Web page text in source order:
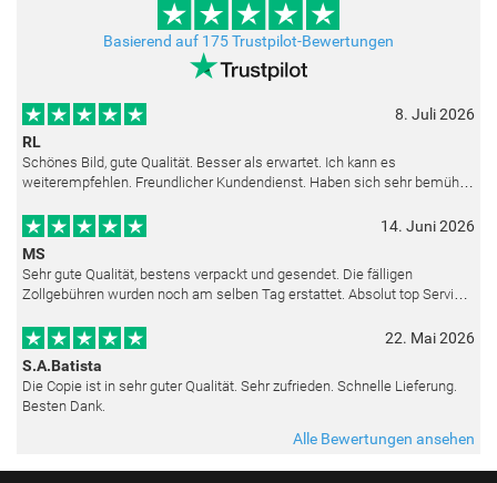
Basierend auf 175 Trustpilot-Bewertungen
8. Juli 2026
RL
Schönes Bild, gute Qualität. Besser als erwartet. Ich kann es
weiterempfehlen. Freundlicher Kundendienst. Haben sich sehr bemüht
14. Juni 2026
MS
Sehr gute Qualität, bestens verpackt und gesendet. Die fälligen
Zollgebühren wurden noch am selben Tag erstattet. Absolut top Service
22. Mai 2026
S.A.Batista
Die Copie ist in sehr guter Qualität. Sehr zufrieden. Schnelle Lieferung.
Besten Dank.
Alle Bewertungen ansehen